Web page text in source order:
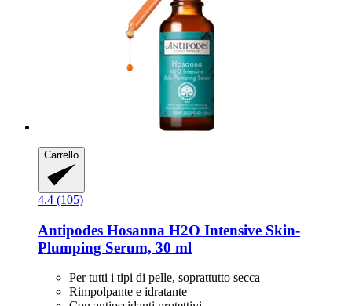
Carrello
4.4 (105)
Antipodes Hosanna H2O Intensive Skin-​
Plumping Serum, 30 ml
Per tutti i tipi di pelle, soprattutto secca
Rimpolpante e idratante